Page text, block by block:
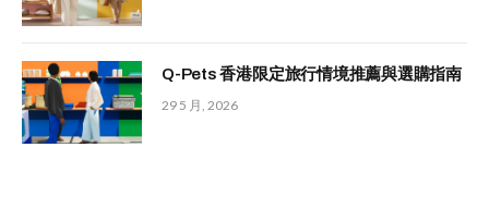
Q-Pets 香港限定旅行情境推薦與選購指南
29 5 月, 2026